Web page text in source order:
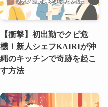
【衝撃】初出勤でクビ危
機！新人シェフKAIRIが沖
縄のキッチンで奇跡を起こ
す方法